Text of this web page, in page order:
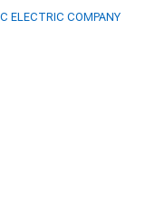
ELECTRIC COMPANY